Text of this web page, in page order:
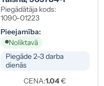
Piegādātāja kods:
1090-01223
Pieejamība:
Noliktavā
Piegāde 2-3 darba
dienās
CENA:1.04€